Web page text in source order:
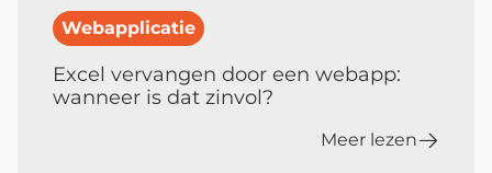
Webapplicatie
Excel vervangen door een webapp:
wanneer is dat zinvol?
Meer lezen